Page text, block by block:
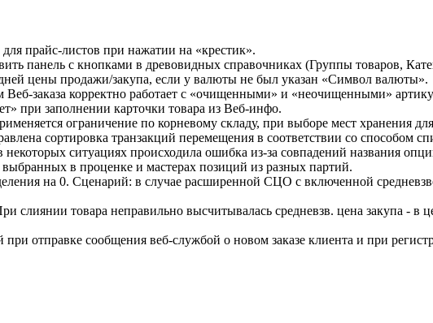
прайс-листов при нажатии на «крестик».
панель с кнопками в древовидных справочниках (Группы товаров,
цены продажи/закупа, если у валюты не был указан «Символ валюты».
заказа корректно работает с «очищенными» и «неочищенными»
при заполнении карточки товара из Веб-инфо.
ограничение по корневому складу, при выборе мест хранения
сортировка транзакций перемещения в соответствии со способом
ситуациях происходила ошибка из-за совпадений названия
в проценке и мастерах позиций из разных партий.
на 0. Сценарий: в случае расширенной СЦО с включенной
товара неправильно высчитывалась средневзв. цена закупа - в
отправке сообщения веб-службой о новом заказе клиента и при